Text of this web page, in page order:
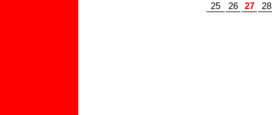
25
26 27 28